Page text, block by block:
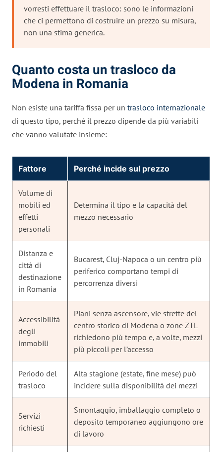
vorresti effettuare il trasloco: sono le informazioni
che ci permettono di costruire un prezzo su misura,
non una stima generica.
Quanto costa un trasloco da
Modena in Romania
Non esiste una tariffa fissa per un trasloco internazionale
di questo tipo, perché il prezzo dipende da più variabili
che vanno valutate insieme:
Fattore Perché incide sul prezzo
Volume di
mobili ed
effetti
personali
Determina il tipo e la capacità del
mezzo necessario
Distanza e
città di
destinazione
in Romania
Bucarest, Cluj-Napoca o un centro più
periferico comportano tempi di
percorrenza diversi
Accessibilità
degli
immobili
Piani senza ascensore, vie strette del
centro storico di Modena o zone ZTL
richiedono più tempo e, a volte, mezzi
più piccoli per l’accesso
Periodo del
trasloco
Alta stagione (estate, fine mese) può
incidere sulla disponibilità dei mezzi
Servizi
richiesti
Smontaggio, imballaggio completo o
deposito temporaneo aggiungono ore
di lavoro